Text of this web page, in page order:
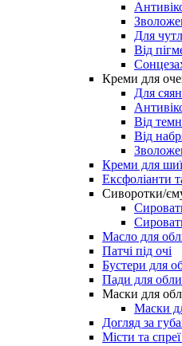
Для
Від
Креми для
Для
Від
Від
Креми для шиї
Ексфоліанти
Сиворотки/
Масло для
Патчі під очі
Бустери для
Пади для
Маски для
Маски
Догляд за
Місти та